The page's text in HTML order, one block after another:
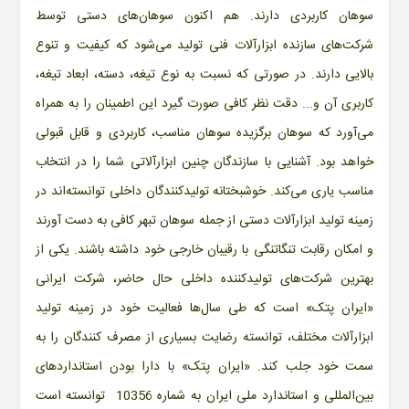
سوهان کاربردی دارند. هم اکنون سوهان‌های دستی توسط
شرکت‌های سازنده ابزارآلات فنی تولید می‌شود که کیفیت و تنوع
بالایی دارند. در صورتی که نسبت به نوع تیغه، دسته، ابعاد تیغه،
کاربری آن و... دقت نظر کافی صورت گیرد این اطمینان را به همراه
می‌آورد که سوهان برگزیده سوهان مناسب، کاربردی و قابل قبولی
خواهد بود. آشنایی با سازندگان چنین ابزارآلاتی شما را در انتخاب
مناسب یاری می‌کند. خوشبختانه تولیدکنندگان داخلی توانسته‌اند در
زمینه تولید ابزارآلات دستی از جمله سوهان تبهر کافی به دست آورند
و امکان رقابت تنگاتنگی با رقیبان خارجی خود داشته باشند. یکی از
بهترین شرکت‌های تولیدکننده داخلی حال حاضر، شرکت ایرانی
«ایران پتک» است که طی سال‌ها فعالیت خود در زمینه تولید
ابزارآلات مختلف، توانسته رضایت بسیاری از مصرف کنندگان را به
سمت خود جلب کند. «ایران پتک» با دارا بودن استانداردهای
بین‌المللی و
استاندارد ملی ایران به شماره 10356 توانسته است